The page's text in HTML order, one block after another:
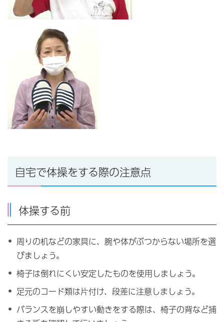
自宅で体操をする際の注意点
体操する前
周りの机などの家具に、腕や体がぶつからない場所を選
びましょう。
椅子は倒れにくい安定したものを使用しましょう。
足元のコード類は片付け、段差に注意しましょう。
バランスを崩しやすい動きをする際は、椅子の背など捕